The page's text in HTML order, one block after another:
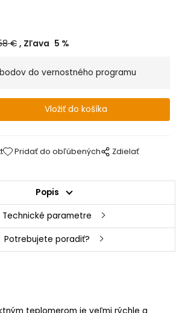
€ Zľava 5 %
bodov do vernostného programu
Pridať do obľúbených Zdielať
Popis
Technické parametre
Potrebujete poradiť?
teplomerom je veľmi rýchle a